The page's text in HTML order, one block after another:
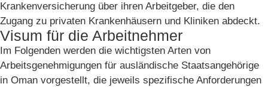
Krankenversicherung über ihren Arbeitgeber, die den
Zugang zu privaten Krankenhäusern und Kliniken abdeckt.
Visum für die Arbeitnehmer
Im Folgenden werden die wichtigsten Arten von
Arbeitsgenehmigungen für ausländische Staatsangehörige
in Oman vorgestellt, die jeweils spezifische Anforderungen